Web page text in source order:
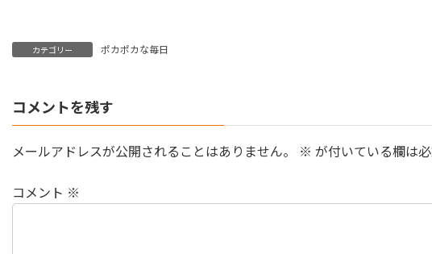
カテゴリー ポカポカな毎日
コメントを残す
メールアドレスが公開されることはありません。 ※ が付いている欄は
コメント ※